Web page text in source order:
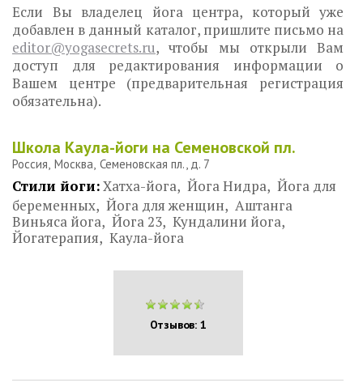
Если Вы владелец йога центра, который уже
добавлен в данный каталог, пришлите письмо на
editor@yogasecrets.ru, чтобы мы открыли Вам
доступ для редактирования информации о
Вашем центре (предварительная регистрация
обязательна).
Школа Каула-йоги на Семеновской пл.
Россия Москва Семеновская пл., д. 7
Стили йоги:Хатха-йога Йога Нидра Йога для
беременных Йога для женщин
Аштанга
Виньяса йога Йога 23 Кундалини йога
Йогатерапия
Каула-йога
Отзывов: 1